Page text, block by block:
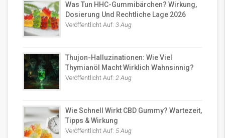
Was Tun HHC-Gummibärchen? Wirkung,
Dosierung Und Rechtliche Lage 2026
Veröffentlicht Auf: 3 Aug
Thujon-Halluzinationen: Wie Viel
Thymianöl Macht Wirklich Wahnsinnig?
Veröffentlicht Auf: 2 Aug
Wie Schnell Wirkt CBD Gummy? Wartezeit,
Tipps & Wirkung
Veröffentlicht Auf: 5 Aug